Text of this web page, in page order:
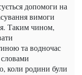
допомоги на
вимоги
Таким чином,
та водночас
коли родини були